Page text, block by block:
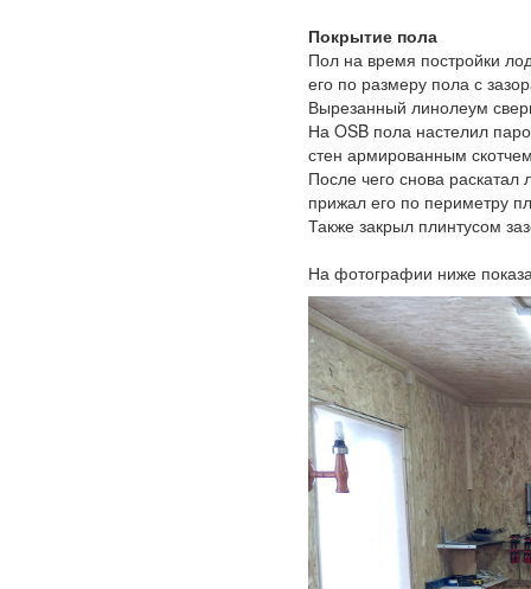
Покрытие пола
Пол на время постройки
его по размеру пола с
Вырезанный линолеум
На OSB пола настелил
стен армированным
После чего снова
прижал его по периметру
Также закрыл плинтусом
На фотографии ниже